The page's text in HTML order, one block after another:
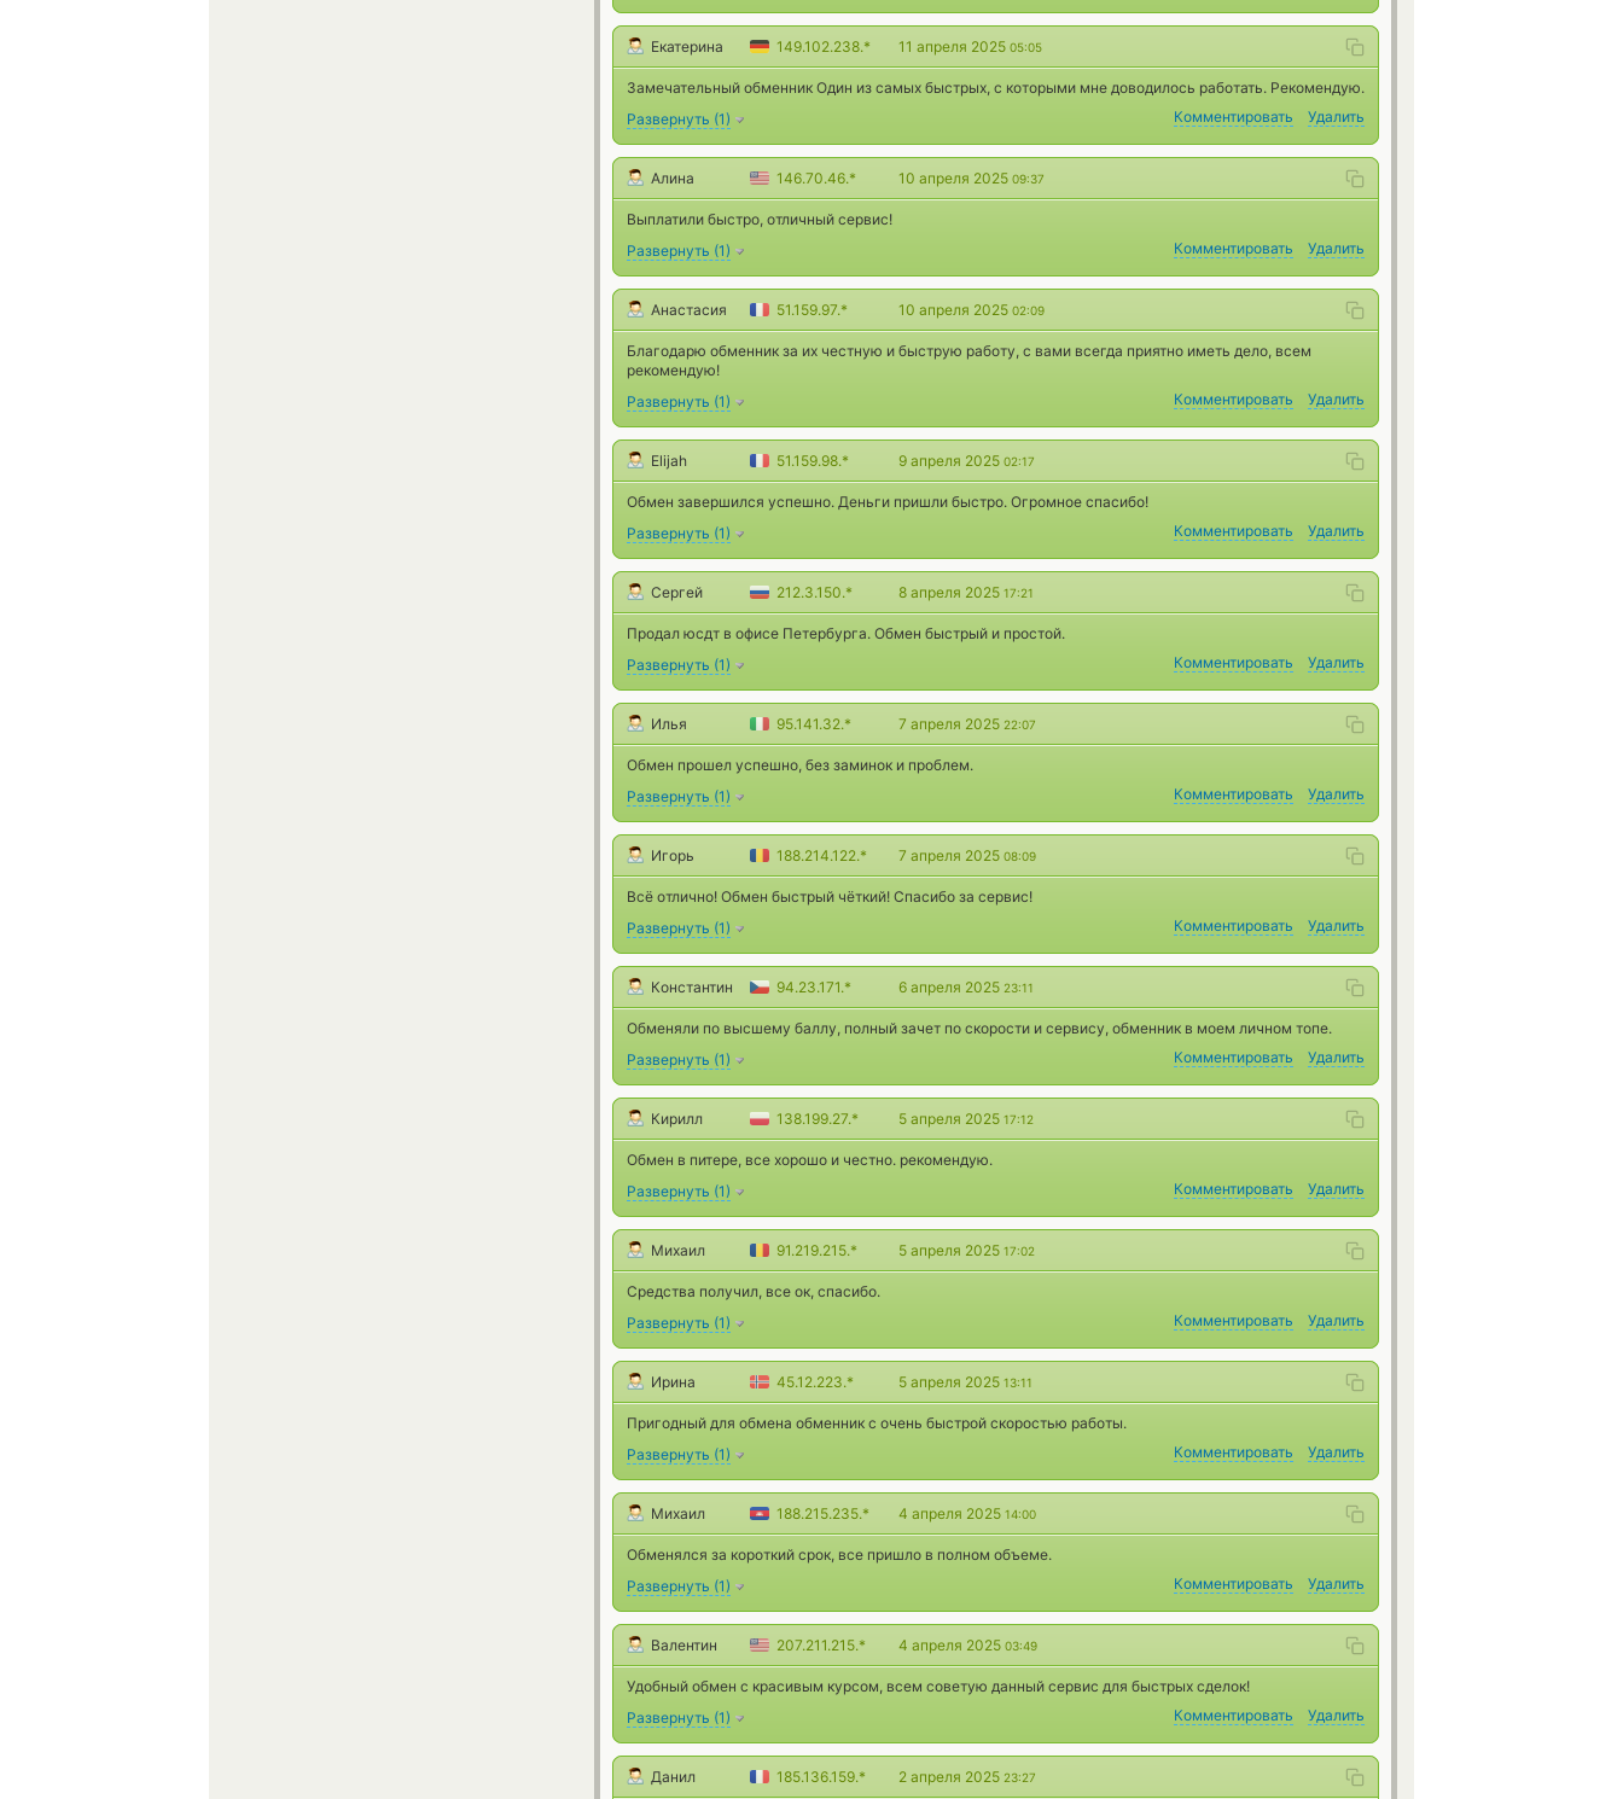
Екатерина 149.102.238.* 11 апреля 2025 05:05
Замечательный обменник Один из самых быстрых, с которыми мне доводилось работать. Рекомендую.
Развернуть (1) Комментировать Удалить
Алина 146.70.46.* 10 апреля 2025 09:37
Выплатили быстро, отличный сервис!
Развернуть (1) Комментировать Удалить
Анастасия 51.159.97.* 10 апреля 2025 02:09
Благодарю обменник за их честную и быструю работу, с вами всегда приятно иметь дело, всем
рекомендую!
Развернуть (1) Комментировать Удалить
Elijah 51.159.98.* 9 апреля 2025 02:17
Обмен завершился успешно. Деньги пришли быстро. Огромное спасибо!
Развернуть (1) Комментировать Удалить
Сергей 212.3.150.* 8 апреля 2025 17:21
Продал юсдт в офисе Петербурга. Обмен быстрый и простой.
Развернуть (1) Комментировать Удалить
Илья 95.141.32.* 7 апреля 2025 22:07
Обмен прошел успешно, без заминок и проблем.
Развернуть (1) Комментировать Удалить
Игорь 188.214.122.* 7 апреля 2025 08:09
Всё отлично! Обмен быстрый чёткий! Спасибо за сервис!
Развернуть (1) Комментировать Удалить
Константин 94.23.171.* 6 апреля 2025 23:11
Обменяли по высшему баллу, полный зачет по скорости и сервису, обменник в моем личном топе.
Развернуть (1) Комментировать Удалить
Кирилл 138.199.27.* 5 апреля 2025 17:12
Обмен в питере, все хорошо и честно. рекомендую.
Развернуть (1) Комментировать Удалить
Михаил 91.219.215.* 5 апреля 2025 17:02
Средства получил, все ок, спасибо.
Развернуть (1) Комментировать Удалить
Ирина 45.12.223.* 5 апреля 2025 13:11
Пригодный для обмена обменник с очень быстрой скоростью работы.
Развернуть (1) Комментировать Удалить
Михаил 188.215.235.* 4 апреля 2025 14:00
Обменялся за короткий срок, все пришло в полном объеме.
Развернуть (1) Комментировать Удалить
Валентин 207.211.215.* 4 апреля 2025 03:49
Удобный обмен с красивым курсом, всем советую данный сервис для быстрых сделок!
Развернуть (1) Комментировать Удалить
Данил 185.136.159.* 2 апреля 2025 23:27